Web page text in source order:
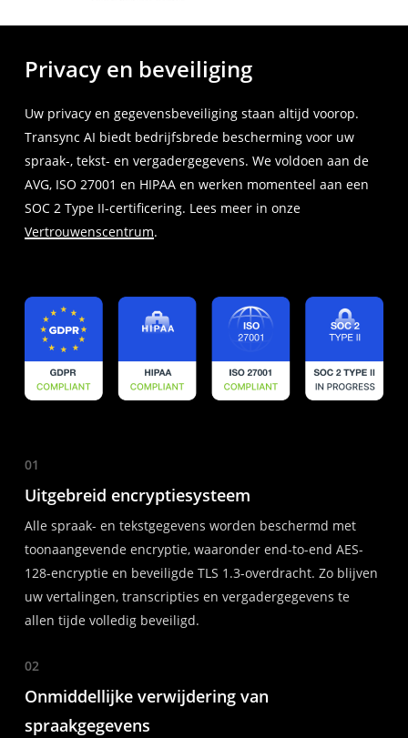
Privacy en beveiliging
Uw privacy en gegevensbeveiliging staan altijd voorop.
Transync AI biedt bedrijfsbrede bescherming voor uw
spraak-, tekst- en vergadergegevens. We voldoen aan de
AVG, ISO 27001 en HIPAA en werken momenteel aan een
SOC 2 Type II-certificering. Lees meer in onze
Vertrouwenscentrum.
01
Uitgebreid encryptiesysteem
Alle spraak- en tekstgegevens worden beschermd met
toonaangevende encryptie, waaronder end-to-end AES-
128-encryptie en beveiligde TLS 1.3-overdracht. Zo blijven
uw vertalingen, transcripties en vergadergegevens te
allen tijde volledig beveiligd.
02
Onmiddellijke verwijdering van
spraakgegevens